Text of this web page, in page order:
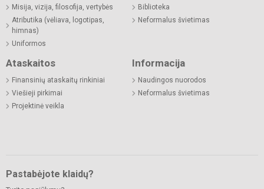
Misija, vizija, filosofija, vertybės
Atributika (vėliava, logotipas,
himnas)
Uniformos
Biblioteka
Neformalus švietimas
Ataskaitos
Finansinių ataskaitų rinkiniai
Viešieji pirkimai
Projektinė veikla
Informacija
Naudingos nuorodos
Neformalus švietimas
Pastabėjote klaidų?